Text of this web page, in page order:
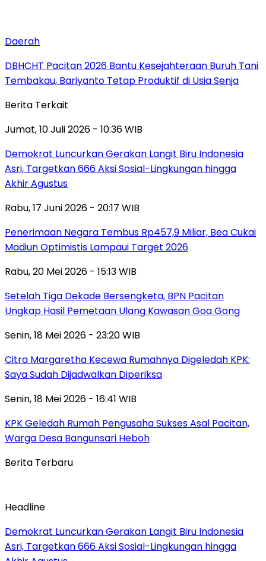
Daerah
DBHCHT Pacitan 2026 Bantu Kesejahteraan Buruh Tani
Tembakau, Bariyanto Tetap Produktif di Usia Senja
Berita Terkait
Jumat, 10 Juli 2026 - 10:36 WIB
Demokrat Luncurkan Gerakan Langit Biru Indonesia
Asri, Targetkan 666 Aksi Sosial-Lingkungan hingga
Akhir Agustus
Rabu, 17 Juni 2026 - 20:17 WIB
Penerimaan Negara Tembus Rp457,9 Miliar, Bea Cukai
Madiun Optimistis Lampaui Target 2026
Rabu, 20 Mei 2026 - 15:13 WIB
Setelah Tiga Dekade Bersengketa, BPN Pacitan
Ungkap Hasil Pemetaan Ulang Kawasan Goa Gong
Senin, 18 Mei 2026 - 23:20 WIB
Citra Margaretha Kecewa Rumahnya Digeledah KPK:
Saya Sudah Dijadwalkan Diperiksa
Senin, 18 Mei 2026 - 16:41 WIB
KPK Geledah Rumah Pengusaha Sukses Asal Pacitan,
Warga Desa Bangunsari Heboh
Berita Terbaru
Headline
Demokrat Luncurkan Gerakan Langit Biru Indonesia
Asri, Targetkan 666 Aksi Sosial-Lingkungan hingga